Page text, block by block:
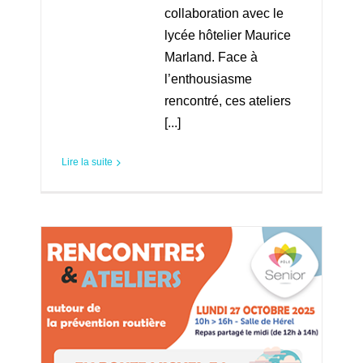
collaboration avec le
lycée hôtelier Maurice
Marland. Face à
l’enthousiasme
rencontré, ces ateliers
[...]
Lire la suite